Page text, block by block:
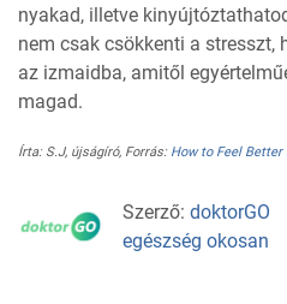
nyakad, illetve
nem csak csökkenti a stresszt,
az izmaidba, amitől
magad.
Írta: S.J, újságíró, Forrás: How to Feel
Szerző: doktorGO
egészség okosan